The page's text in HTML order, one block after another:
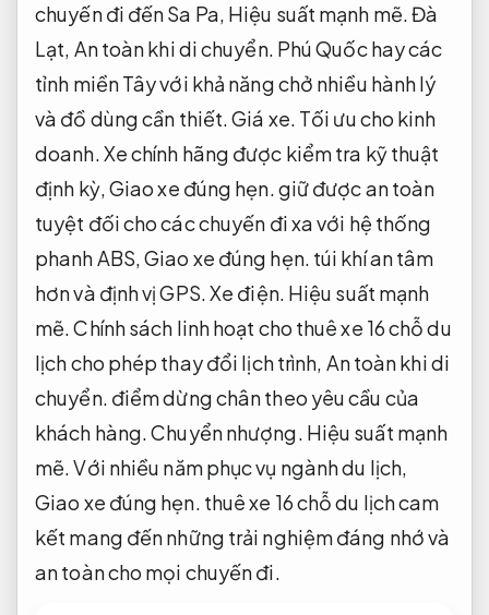
chuyến đi đến Sa Pa, Hiệu suất mạnh mẽ.Đà
Lạt, An toàn khi di chuyển. Phú Quốc hay các
tỉnh miền Tây với khả năng chở nhiều hành lý
và đồ dùng cần thiết.Giá xe. Tối ưu cho kinh
doanh.Xe chính hãng được kiểm tra kỹ thuật
định kỳ,Giao xe đúng hẹn.giữ được an toàn
tuyệt đối cho các chuyến đi xa với hệ thống
phanh ABS,Giao xe đúng hẹn. túi khí an tâm
hơn và định vị GPS.Xe điện. Hiệu suất mạnh
mẽ.Chính sách linh hoạt cho thuê xe 16 chỗ du
lịch cho phép thay đổi lịch trình, An toàn khi di
chuyển. điểm dừng chân theo yêu cầu của
khách hàng.Chuyển nhượng. Hiệu suất mạnh
mẽ.Với nhiều năm phục vụ ngành du lịch,
Giao xe đúng hẹn. thuê xe 16 chỗ du lịch cam
kết mang đến những trải nghiệm đáng nhớ và
an toàn cho mọi chuyến đi.